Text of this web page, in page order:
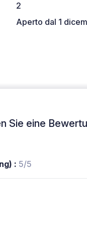
2
Aperto dal 1
Sie eine
: 5/5